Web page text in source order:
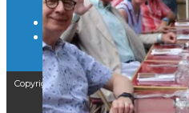
Merci à tous pour
CHEA pour
il y a 3 mois
Voir sur Facebook · Partager
Copyright © 2025 – Isep Alumni est une